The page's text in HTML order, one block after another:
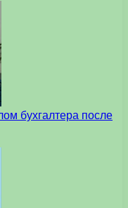
бухгалтера после